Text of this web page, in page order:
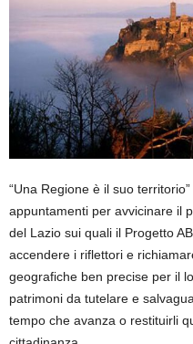
“Una Regione è il suo
appuntamenti per avvicinare il
del Lazio sui quali il Progetto
accendere i riflettori e
geografiche ben precise per il
patrimoni da tutelare e
tempo che avanza o restituirli